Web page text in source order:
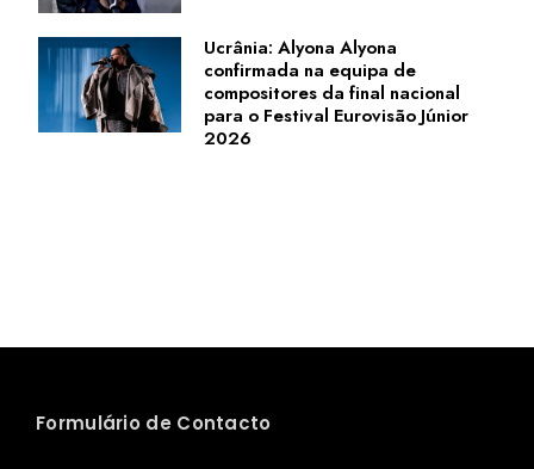
Ucrânia: Alyona Alyona
confirmada na equipa de
compositores da final nacional
para o Festival Eurovisão Júnior
2026
Formulário de Contacto